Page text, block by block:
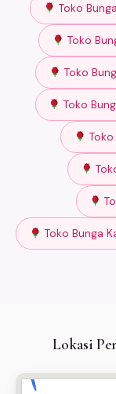
Toko
Toko
Toko
Toko
Toko Bunga
Lokasi